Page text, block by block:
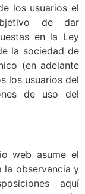
los usuarios el
de dar
en la Ley
la sociedad de
(en adelante
los usuarios del
de uso del
web asume el
la observancia y
aquí